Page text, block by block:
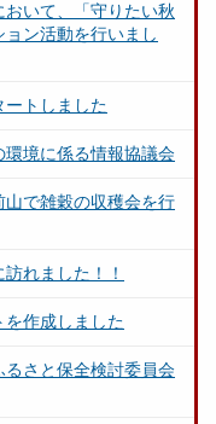
いて、「守りたい秋
ン活動を行いまし
ートしました
境に係る情報協議会
で雑穀の収穫会を行
れました！！
を作成しました
さと保全検討委員会